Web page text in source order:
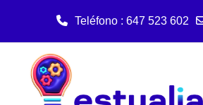
Teléfono : 647 523 602